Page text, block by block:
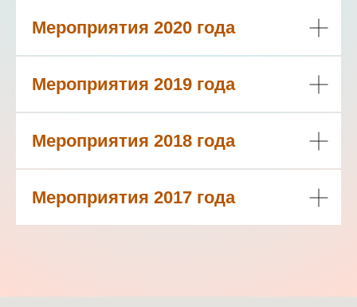
Мероприятия 2020 года
Мероприятия 2019 года
Мероприятия 2018 года
Мероприятия 2017 года